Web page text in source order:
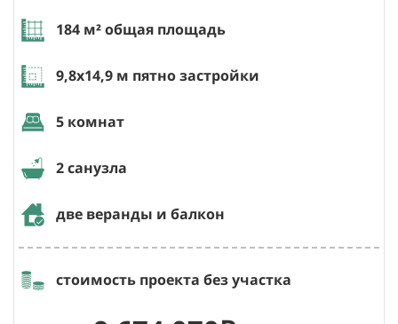
184 м² общая площадь
9,8х14,9 м пятно застройки
5 комнат
2 санузла
две веранды и балкон
стоимость проекта без участка